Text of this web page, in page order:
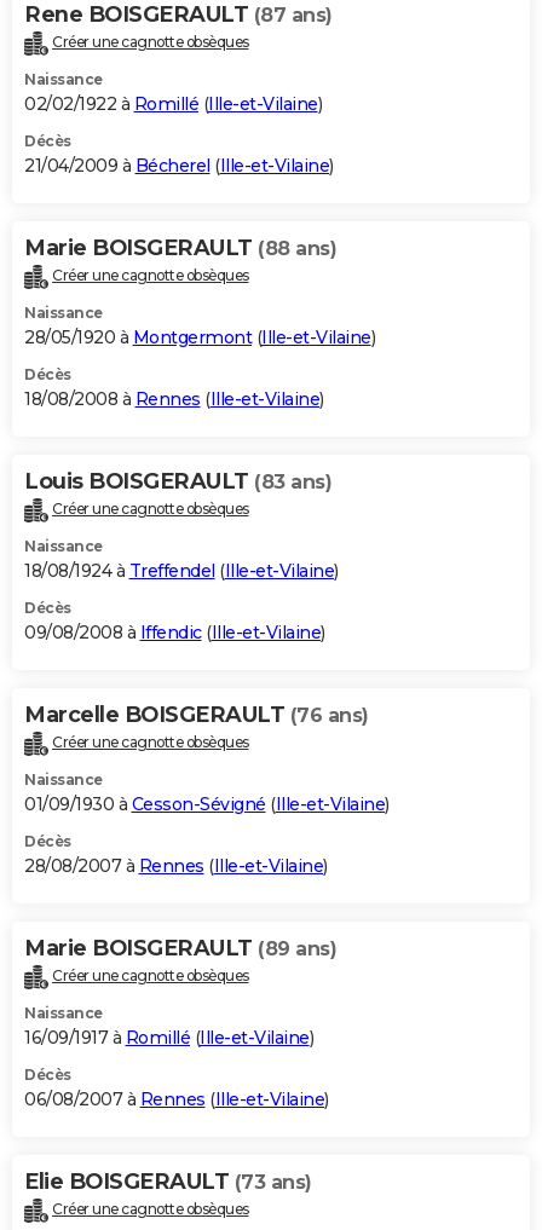
Rene BOISGERAULT (87 ans)
Créer une cagnotte obsèques
Naissance
02/02/1922 à Romillé (Ille-et-Vilaine)
Décès
21/04/2009 à Bécherel (Ille-et-Vilaine)
Marie BOISGERAULT (88 ans)
Créer une cagnotte obsèques
Naissance
28/05/1920 à Montgermont(Ille-et-Vilaine)
Décès
18/08/2008 à Rennes (Ille-et-Vilaine)
Louis BOISGERAULT (83 ans)
Créer une cagnotte obsèques
Naissance
18/08/1924 à Treffendel (Ille-et-Vilaine)
Décès
09/08/2008 à Iffendic(Ille-et-Vilaine)
Marcelle BOISGERAULT (76 ans)
Créer une cagnotte obsèques
Naissance
01/09/1930 à Cesson-Sévigné (Ille-et-Vilaine)
Décès
28/08/2007 à Rennes (Ille-et-Vilaine)
Marie BOISGERAULT (89 ans)
Créer une cagnotte obsèques
Naissance
16/09/1917 à Romillé (Ille-et-Vilaine)
Décès
06/08/2007 à Rennes (Ille-et-Vilaine)
Elie BOISGERAULT (73 ans)
Créer une cagnotte obsèques